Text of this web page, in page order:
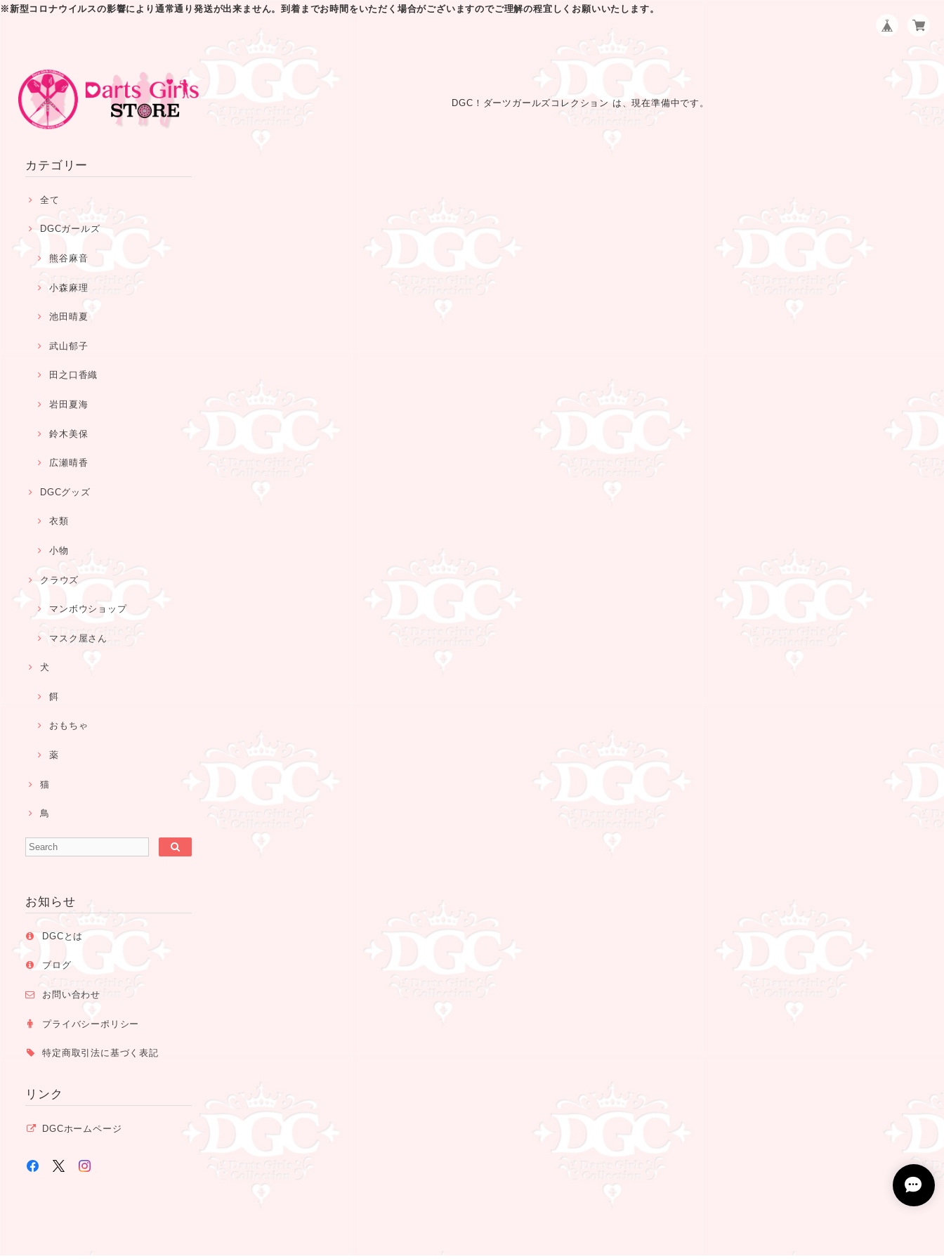
※新型コロナウイルスの影響により通常通り発送が出来ません。到着までお時間をいただく場合がございますのでご理解の程宜しくお願いいたします。
カテゴリー
全て
DGCガールズ
熊谷麻音
小森麻理
池田晴夏
武山郁子
田之口香織
岩田夏海
鈴木美保
広瀬晴香
DGCグッズ
衣類
小物
クラウズ
マンボウショップ
マスク屋さん
犬
餌
おもちゃ
薬
猫
鳥
お知らせ
DGCとは
ブログ
お問い合わせ
プライバシーポリシー
特定商取引法に基づく表記
リンク
DGCホームページ
DGC！ダーツガールズコレクション は、現在準備中です。